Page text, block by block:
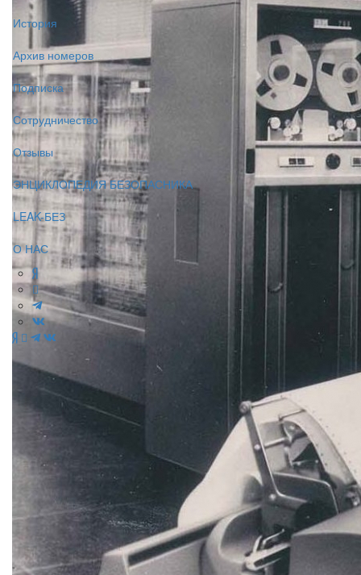
История
Архив номеров
Подписка
Сотрудничество
Отзывы
ЭНЦИКЛОПЕДИЯ БЕЗОПАСНИКА
LEAK-БЕЗ
О НАС